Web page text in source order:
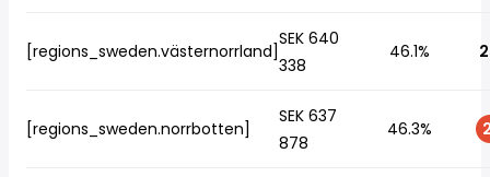
[regions_sweden.västernorrland]
SEK 640
338
46.1%
[regions_sweden.norrbotten]
SEK 637
878
46.3%